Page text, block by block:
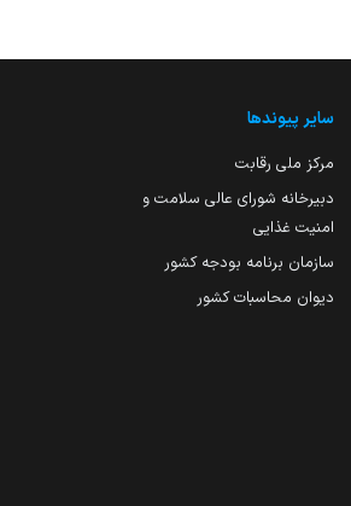
سایر پیوندها
مرکز ملی رقابت
دبیرخانه شورای عالی سلامت و
امنیت غذایی
سازمان برنامه بودجه کشور
دیوان محاسبات کشور